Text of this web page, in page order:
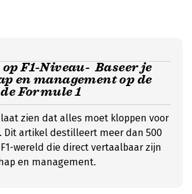
F1-Niveau- Baseer je
en management op de
Formule 1
laat zien dat alles moet kloppen voor
Dit artikel destilleert meer dan 500
wereld die direct vertaalbaar zijn
en management.